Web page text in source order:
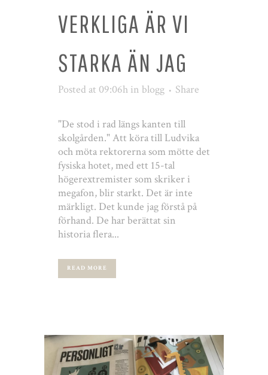
VERKLIGA ÄR VI
STARKA ÄN JAG
Posted at 09:06h in blogg Share
"De stod i rad längs kanten till
skolgården." Att köra till Ludvika
och möta rektorerna som mötte det
fysiska hotet, med ett 15-tal
högerextremister som skriker i
megafon, blir starkt. Det är inte
märkligt. Det kunde jag förstå på
förhand. De har berättat sin
historia flera...
READ MORE